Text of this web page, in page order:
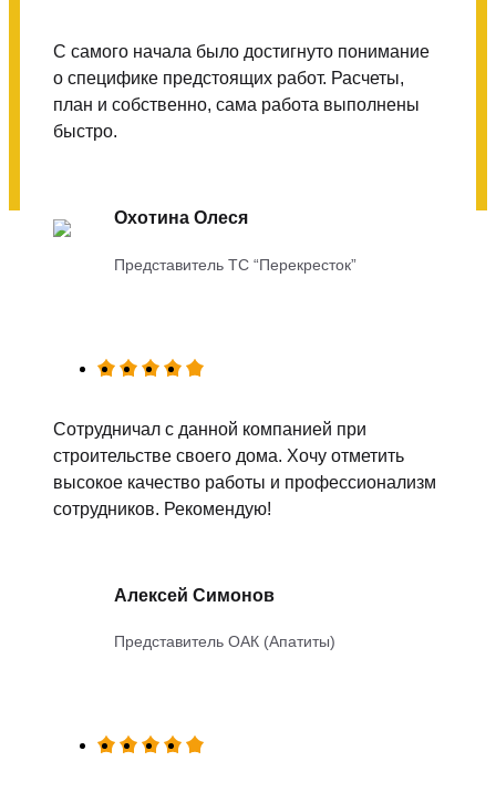
С самого начала было достигнуто понимание
о специфике предстоящих работ. Расчеты,
план и собственно, сама работа выполнены
быстро.
Охотина Олеся
Представитель ТС “Перекресток”
Сотрудничал с данной компанией при
строительстве своего дома. Хочу отметить
высокое качество работы и профессионализм
сотрудников. Рекомендую!
Алексей Симонов
Представитель ОАК (Апатиты)